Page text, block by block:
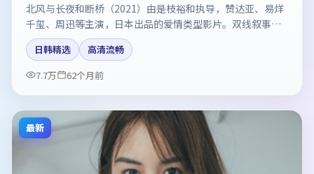
北风与长夜和断桥（2021）由是枝裕和执导，赞达亚、易烊
千玺、周迅等主演，日本出品的爱情类型影片。双线叙事把
悬念保持到最后一刻。剧情简介与主创信息可供检索参考，
上映日期以片方资料为准。
日韩精选
高清流畅
7.7万
62个月前
最新